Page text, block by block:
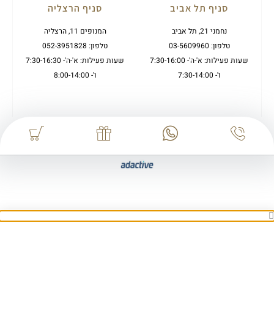
סניף תל אביב
נחמני 21, תל אביב
טלפון: 03-5609960
שעות פעילות: א'-ה'- 7:30-16:00
ו'- 7:30-14:00
סניף הרצליה
המנופים 11, הרצליה
טלפון: 052-3951828
שעות פעילות: א'-ה'- 7:30-16:30
ו'- 8:00-14:00